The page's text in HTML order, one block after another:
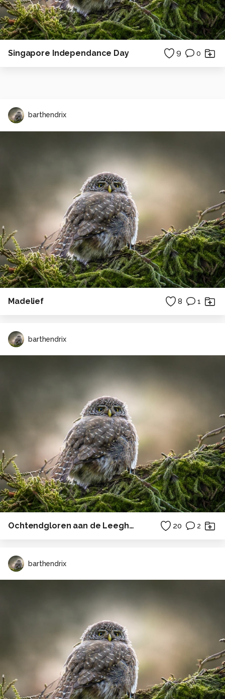
Singapore Independance Day 9 0
barthendrix
Madelief 8 1
barthendrix
Ochtendgloren aan de Leeghwaterplas 20 2
barthendrix